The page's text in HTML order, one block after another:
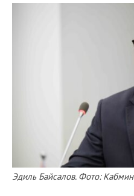
Эдиль Байсалов. Фото: Кабмин